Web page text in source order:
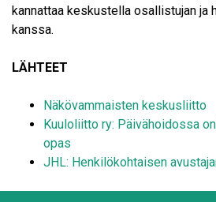
kannattaa keskustella osallistujan ja
kanssa.
LÄHTEET
Näkövammaisten keskusliitto
Kuuloliitto ry: Päivähoidossa
­opas
JHL: Henkilökohtaisen